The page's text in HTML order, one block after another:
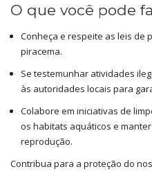
O que você pode
Conheça e respeite as leis de
piracema.
Se testemunhar atividades
às autoridades locais para
Colabore em iniciativas de
os habitats aquáticos e
reprodução.
Contribua para a proteção do